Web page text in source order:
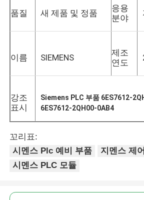
품질 새 제품 및 정품
응용
분야
이름 SIEMENS
제조
연도
강조
표시
Siemens PLC 부품 6ES7612-
6ES7612-2QH00-0AB4
꼬리표:
시멘스 Plc 예비 부품
지멘스 제
시멘스 PLC 모듈